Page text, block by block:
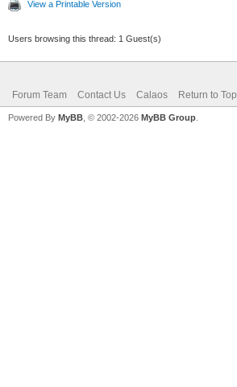
View a Printable Version
Users browsing this thread: 1 Guest(s)
Forum Team Contact Us Calaos Return to Top
Powered By MyBB , © 2002-2026 MyBB Group